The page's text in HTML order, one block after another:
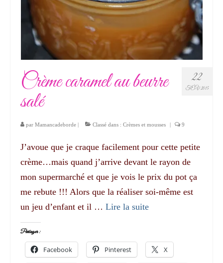
22
FÉV 2015
Crème caramel au beurre
salé
par Mamancadeborde | Classé dans : Crèmes et mousses | 9
J’avoue que je craque facilement pour cette petite
crème…mais quand j’arrive devant le rayon de
mon supermarché et que je vois le prix du pot ça
me rebute !!! Alors que la réaliser soi-même est
un jeu d’enfant et il … Lire la suite­­
Partager :
Facebook Pinterest X